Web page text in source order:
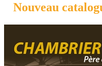
Nouveau